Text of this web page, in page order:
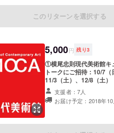
このリターンを選択する
5,000円 残り3
①横尾忠則現代美術館キ
トークにご招待：10/7（
11/3（土）、12/8（土）
１４：００開始）のいず
レータズトークにご招待
ま、展示室をご覧いただ
支援者：7人
お届け予定：2018年10